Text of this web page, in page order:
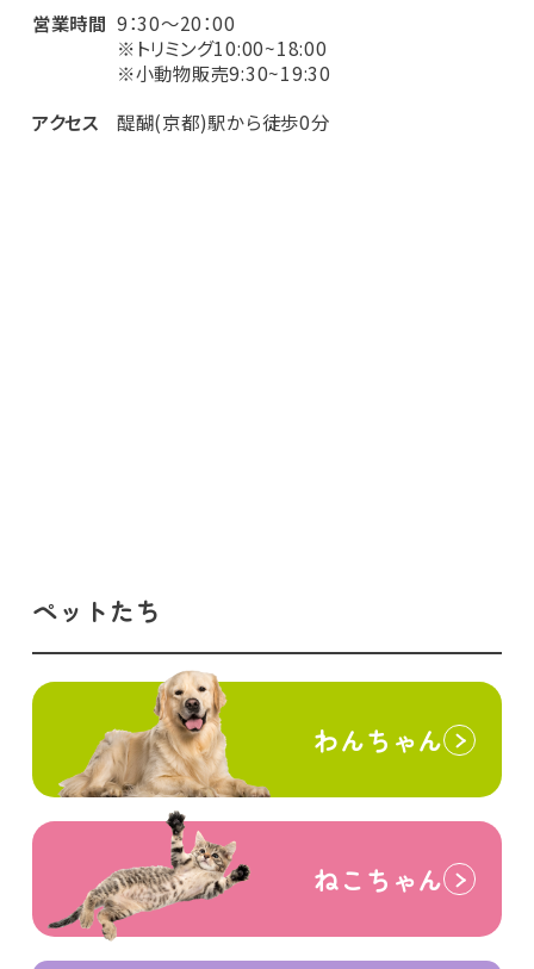
営業時間 9：30～20：00
※トリミング10:00~18:00
※小動物販売9:30~19:30
アクセス
醍醐(京都)駅から徒歩0分
ペットたち
わんちゃん
ねこちゃん